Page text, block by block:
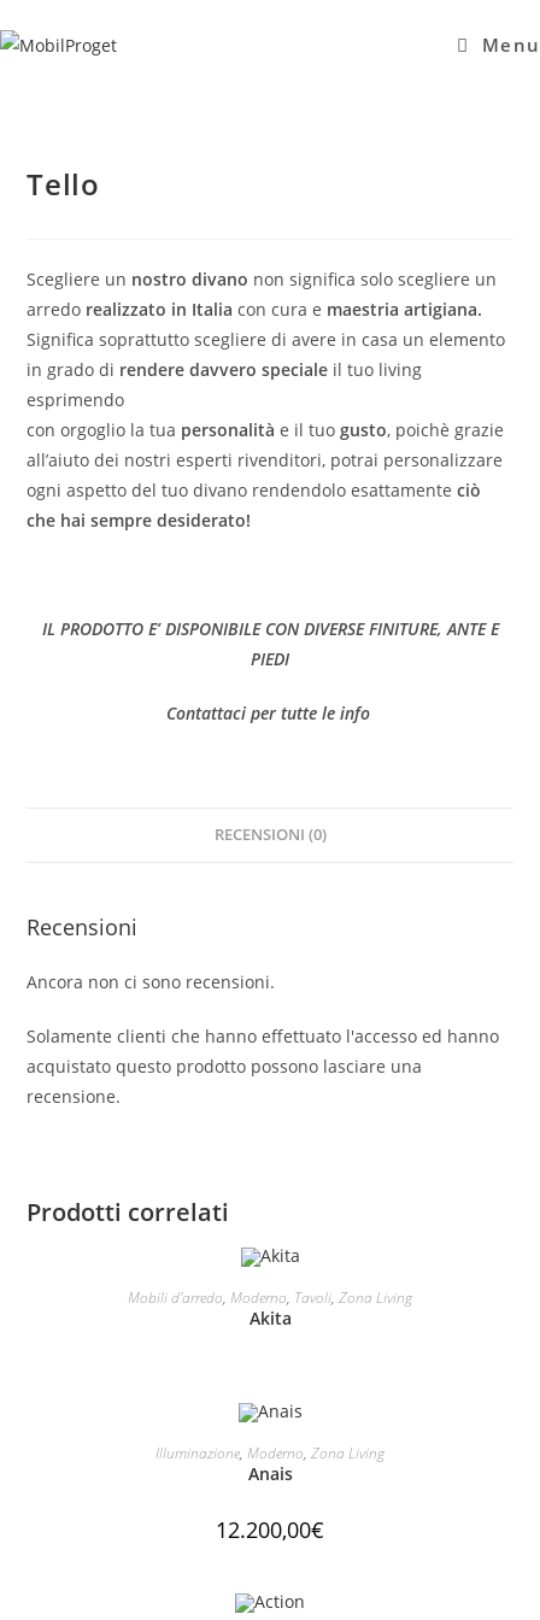
al
Menu
Tello
Scegliere un nostro divano non significa solo scegliere un
arredo realizzato in Italia con cura e maestria artigiana.
Significa soprattutto scegliere di avere in casa un elemento
in grado di rendere davvero speciale il tuo living
esprimendo
con orgoglio la tua personalità e il tuogusto, poichè grazie
all’aiuto dei nostri esperti rivenditori, potrai personalizzare
ogni aspetto del tuo divano rendendolo esattamenteciò
che hai sempre desiderato!
IL PRODOTTO E’ DISPONIBILE CON DIVERSE FINITURE, ANTE E
PIEDI
Contattaci per tutte le info
RECENSIONI (0)
Recensioni
Ancora non ci sono recensioni.
Solamente clienti che hanno effettuato l'accesso ed hanno
acquistato questo prodotto possono lasciare una
recensione.
Prodotti correlati
LEGGI TUTTO
Mobili d'arredo, Moderno, Tavoli, Zona Living
Akita
AGGIUNGI AL CARRELLO
Illuminazione, Moderno, Zona Living
Anais
12.200,00€